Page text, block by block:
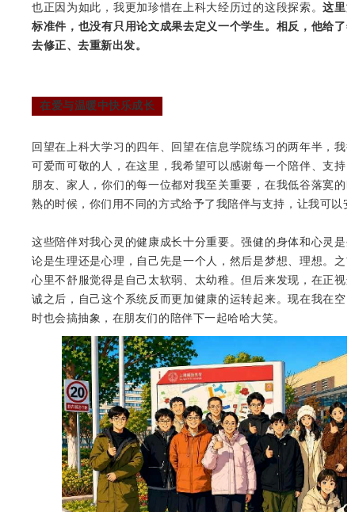
也正因为如此，我更加珍惜在上科大经历过的这段探索。这里
标准件，也没有只用论文成果去定义一个学生。相反，他给了
去修正、去重新出发。
在爱与温暖中快乐成长
回望在上科大学习的四年、回望在信息学院练习的两年半，我
可爱而可敬的人，在这里，我希望可以感谢每一个陪伴、支持
朋友、家人，你们的每一位都对我至关重要，在我低谷落寞的
熟的时候，你们用不同的方式给予了我陪伴与支持，让我可以
这些陪伴对我心灵的健康成长十分重要。强健的身体和心灵是
论是生理还是心理，自己先是一个人，然后是梦想、理想。之
心里不舒服觉得是自己太软弱、太幼稚。但后来发现，在正视
诚之后，自己这个系统反而更加健康的运转起来。现在我在空
时也会搞抽象，在朋友们的陪伴下一起哈哈大笑。